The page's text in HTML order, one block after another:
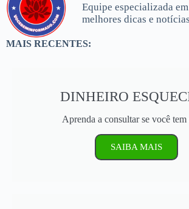
Equipe especializada
melhores dicas e
MAIS RECENTES:
DINHEIRO
Aprenda a consultar se você tem
SAIBA MAIS